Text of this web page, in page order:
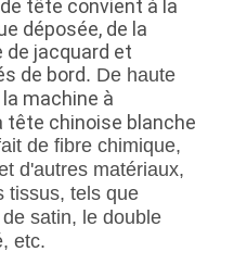
tête convient à la
déposée, de la
de jacquard et
de bord. De haute
machine à
tête chinoise blanche
de fibre chimique,
d'autres matériaux,
tissus, tels que
satin, le double
etc.